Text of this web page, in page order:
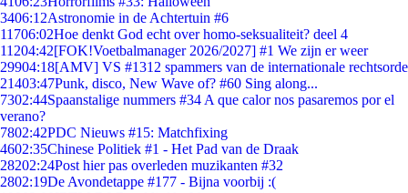
3406:12Astronomie in de Achtertuin #6
11706:02Hoe denkt God echt over homo-seksualiteit? deel 4
11204:42[FOK!Voetbalmanager 2026/2027] #1 We zijn er weer
29904:18[AMV] VS #1312 spammers van de internationale rechtsorde
21403:47Punk, disco, New Wave of? #60 Sing along...
7302:44Spaanstalige nummers #34 A que calor nos pasaremos por el
verano?
7802:42PDC Nieuws #15: Matchfixing
4602:35Chinese Politiek #1 - Het Pad van de Draak
28202:24Post hier pas overleden muzikanten #32
2802:19De Avondetappe #177 - Bijna voorbij :(